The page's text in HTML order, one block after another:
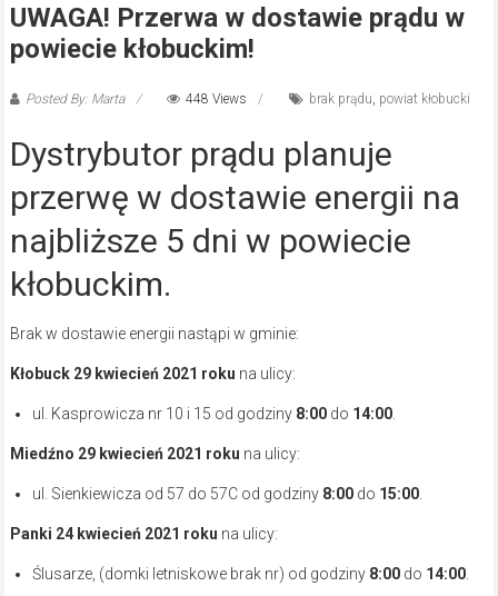
UWAGA! Przerwa w dostawie prądu w
powiecie kłobuckim!
Posted By: Marta 448 Views brak prądu, powiat kłobucki
Dystrybutor prądu planuje
przerwę w dostawie energii na
najbliższe 5 dni w powiecie
kłobuckim.
Brak w dostawie energii nastąpi w gminie:
Kłobuck 29 kwiecień 2021 roku na ulicy:
ul. Kasprowicza nr 10 i 15 od godziny 8:00 do 14:00.
Miedźno 29 kwiecień 2021 roku na ulicy:
ul. Sienkiewicza od 57 do 57C od godziny 8:00 do 15:00.
Panki 24 kwiecień 2021 roku na ulicy:
Ślusarze, (domki letniskowe brak nr) od godziny8:00 do 14:00.